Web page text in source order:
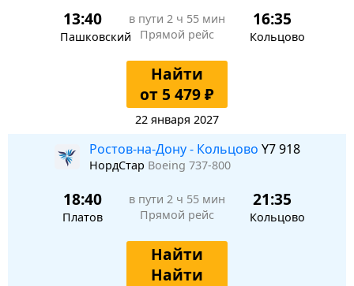
13:40
Пашковский
в пути 2 ч 55 мин
Прямой рейс
16:35
Кольцово
Найти
от 5 479 ₽
22 января 2027
Ростов-на-Дону - Кольцово Y7 918
НордСтар Boeing 737-800
18:40
Платов
в пути 2 ч 55 мин
Прямой рейс
21:35
Кольцово
Найти
Найти